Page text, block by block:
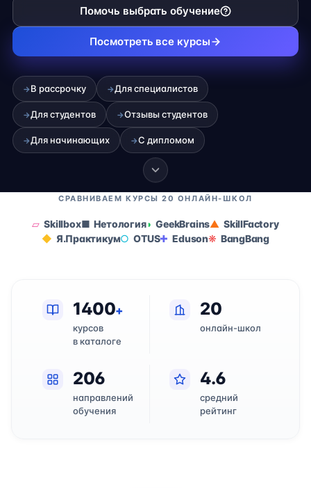
Помочь выбрать обучение
Посмотреть все курсы
→В рассрочку →Для специалистов
→Для студентов →Отзывы студентов
→Для начинающих →С дипломом
СРАВНИВАЕМ КУРСЫ 20 ОНЛАЙН-ШКОЛ
Skillbox Нетология GeekBrains
SkillFactory
Я.Практикум
OTUS Eduson BangBang
1400+
курсов
в каталоге
20
онлайн-школ
206
направлений
обучения
4.6
средний
рейтинг